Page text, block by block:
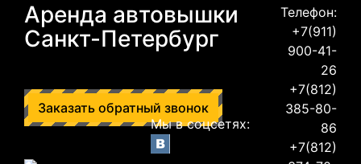
Аренда автовышки
Санкт-Петербург
Заказать обратный звонок
Мы в соцсетях:
Телефон:
+7(911)
900-41-
26
+7(812)
385-80-
86
+7(812)